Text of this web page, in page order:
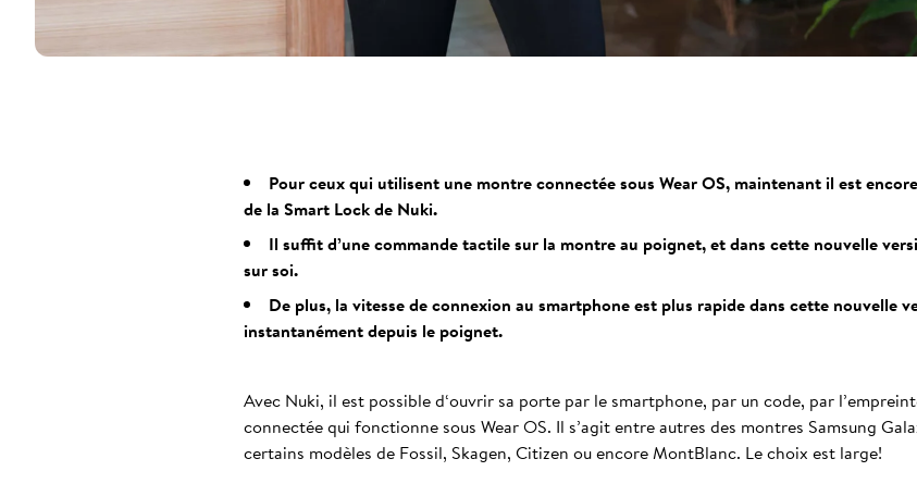
Pour ceux qui utilisent une montre connectée sous Wear OS, maintenant il est
de la Smart Lock de Nuki.
Il suffit d’une commande tactile sur la montre au poignet, et dans cette nouvelle
sur soi.
De plus, la vitesse de connexion au smartphone est plus rapide dans cette nouvelle
instantanément depuis le poignet.
Avec Nuki, il est possible d‘ouvrir sa porte par le smartphone, par un code, par
connectée qui fonctionne sous Wear OS. Il s’agit entre autres des montres Samsung
certains modèles de Fossil, Skagen, Citizen ou encore MontBlanc. Le choix est large!